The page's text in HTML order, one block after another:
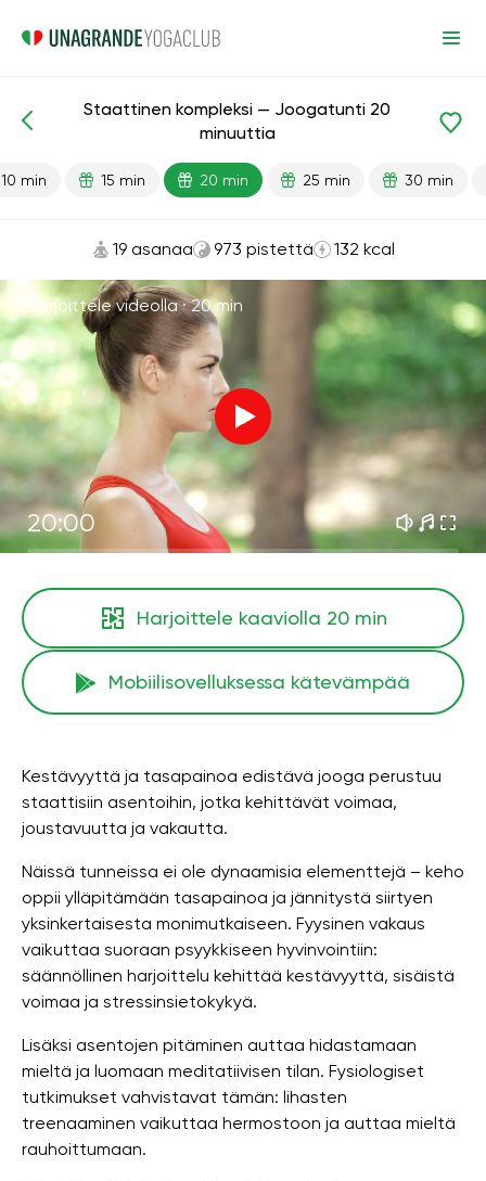
Energia
Staattinen kompleksi — Joogatunti 20
minuuttia
10 min 15 min 20 min 25 min 30 min
19 asanaa 973 pistettä 132 kcal
Harjoittele videolla ·20 min
20:00
Harjoittele kaaviolla 20 min
Mobiilisovelluksessa kätevämpää
Kestävyyttä ja tasapainoa edistävä jooga perustuu
staattisiin asentoihin, jotka kehittävät voimaa,
joustavuutta ja vakautta.
Näissä tunneissa ei ole dynaamisia elementtejä – keho
oppii ylläpitämään tasapainoa ja jännitystä siirtyen
yksinkertaisesta monimutkaiseen. Fyysinen vakaus
vaikuttaa suoraan psyykkiseen hyvinvointiin:
säännöllinen harjoittelu kehittää kestävyyttä, sisäistä
voimaa ja stressinsietokykyä.
Lisäksi asentojen pitäminen auttaa hidastamaan
mieltä ja luomaan meditatiivisen tilan. Fysiologiset
tutkimukset vahvistavat tämän: lihasten
treenaaminen vaikuttaa hermostoon ja auttaa mieltä
rauhoittumaan.